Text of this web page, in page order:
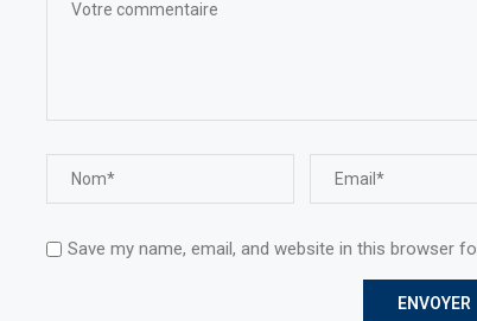
Save my name, email, and website in this browser